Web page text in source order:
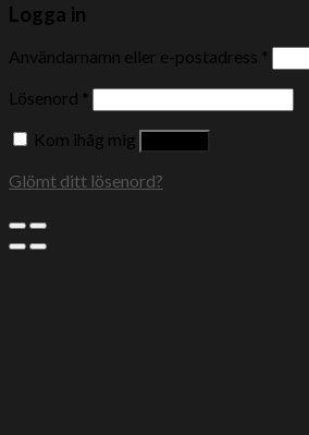
Logga in
Användarnamn eller e-postadress *
Lösenord *
Kom ihåg mig
Glömt ditt lösenord?